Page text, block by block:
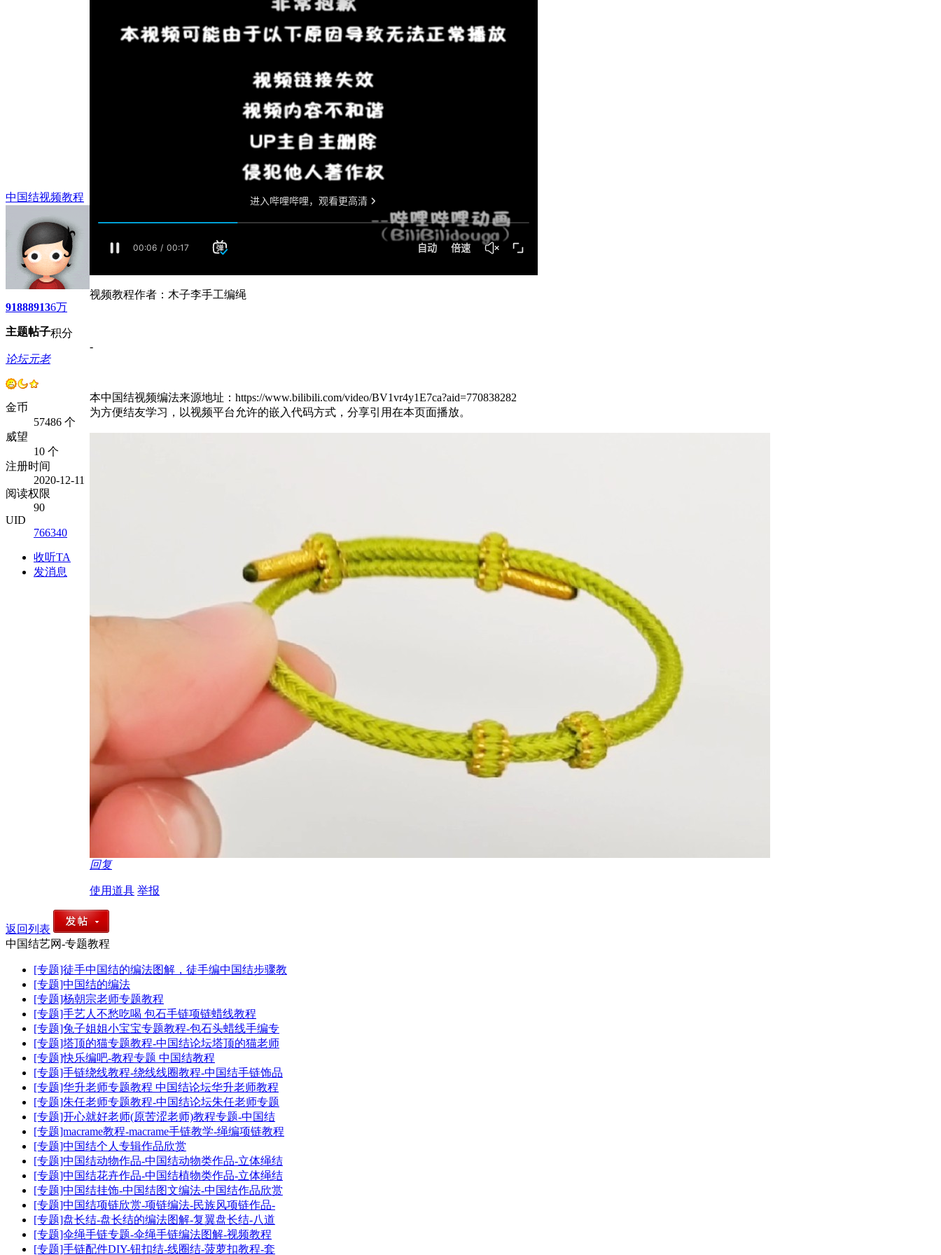
中国结视频教程
9188
主题
8913
帖子
6万
积分
论坛元老
金币
57486 个
威望
10 个
注册时间
2020-12-11
阅读权限
90
UID
766340
收听TA
发消息
视频教程作者：木子李手工编绳
-
本中国结视频编法来源地址：https://www.bilibili.com/video/BV1vr4y1E7ca?aid=770838282
为方便结友学习，以视频平台允许的嵌入代码方式，分享引用在本页面播放。
回复
使用道具 举报
返回列表
中国结艺网-专题教程
[专题]徒手中国结的编法图解，徒手编中国结步骤教
[专题]中国结的编法
[专题]杨朝宗老师专题教程
[专题]手艺人不愁吃喝 包石手链项链蜡线教程
[专题]兔子姐姐小宝宝专题教程-包石头蜡线手编专
[专题]塔顶的猫专题教程-中国结论坛塔顶的猫老师
[专题]快乐编吧-教程专题 中国结教程
[专题]手链绕线教程-绕线线圈教程-中国结手链饰品
[专题]华升老师专题教程 中国结论坛华升老师教程
[专题]朱任老师专题教程-中国结论坛朱任老师专题
[专题]开心就好老师(原苦涩老师)教程专题-中国结
[专题]macrame教程-macrame手链教学-绳编项链教程
[专题]中国结个人专辑作品欣赏
[专题]中国结动物作品-中国结动物类作品-立体绳结
[专题]中国结花卉作品-中国结植物类作品-立体绳结
[专题]中国结挂饰-中国结图文编法-中国结作品欣赏
[专题]中国结项链欣赏-项链编法-民族风项链作品-
[专题]盘长结-盘长结的编法图解-复翼盘长结-八道
[专题]伞绳手链专题-伞绳手链编法图解-视频教程
[专题]手链配件DIY-钮扣结-线圈结-菠萝扣教程-套